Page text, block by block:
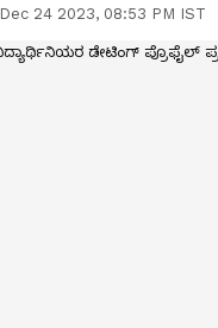
Dec 24 2023, 08:53 PM IST